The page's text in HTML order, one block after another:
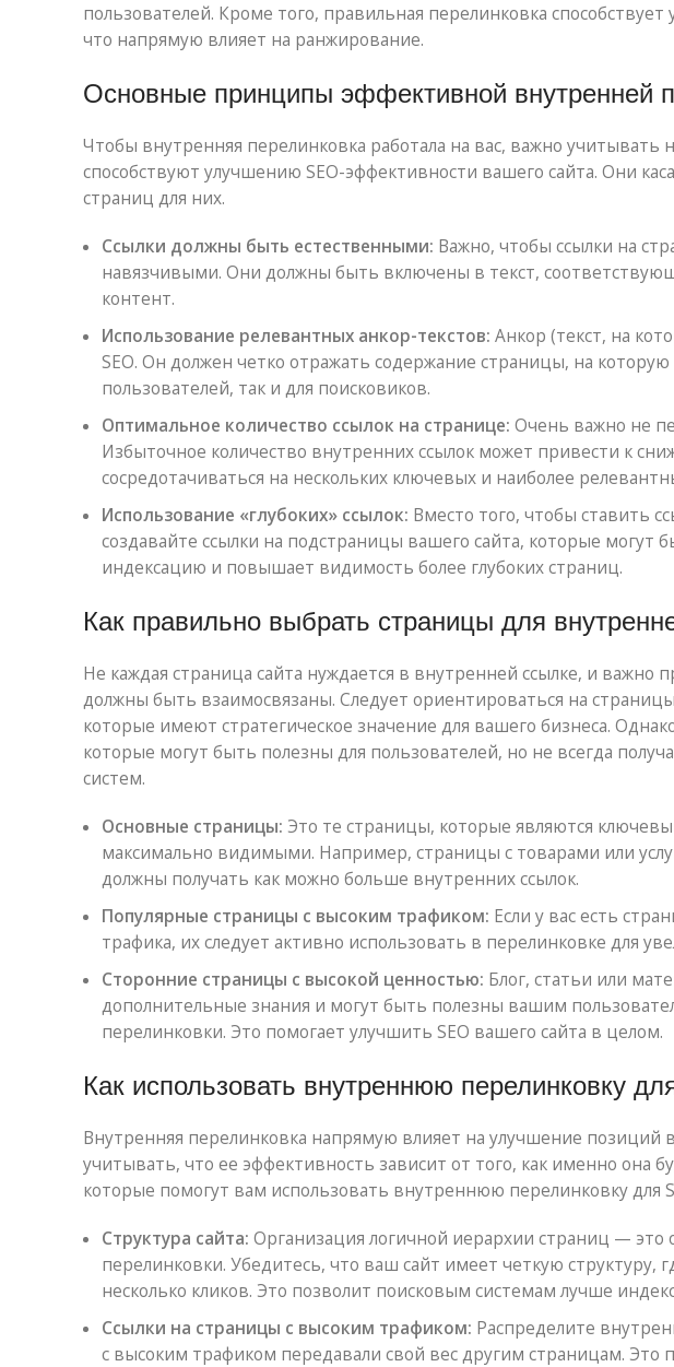
пользователей. Кроме того, правильная перелинковка
что напрямую влияет на ранжирование.
Основные принципы эффективной внутренней
Чтобы внутренняя перелинковка работала на вас, важно
способствуют улучшению SEO-эффективности вашего сайта. Они
страниц для них.
Ссылки должны быть естественными: Важно, чтобы ссылки на
навязчивыми. Они должны быть включены в текст,
контент.
Использование релевантных анкор-текстов: Анкор (текст, на
SEO. Он должен четко отражать содержание страницы, на
пользователей, так и для поисковиков.
Оптимальное количество ссылок на странице: Очень важно не
Избыточное количество внутренних ссылок может привести к
сосредотачиваться на нескольких ключевых и наиболее
Использование «глубоких» ссылок: Вместо того, чтобы ставить
создавайте ссылки на подстраницы вашего сайта, которые могут
индексацию и повышает видимость более глубоких страниц.
Как правильно выбрать страницы для
Не каждая страница сайта нуждается в внутренней ссылке, и важно
должны быть взаимосвязаны. Следует ориентироваться на
которые имеют стратегическое значение для вашего бизнеса.
которые могут быть полезны для пользователей, но не всегда
систем.
Основные страницы: Это те страницы, которые являются
максимально видимыми. Например, страницы с товарами или
должны получать как можно больше внутренних ссылок.
Популярные страницы с высоким трафиком: Если у вас есть
трафика, их следует активно использовать в перелинковке для
Сторонние страницы с высокой ценностью: Блог, статьи или
дополнительные знания и могут быть полезны вашим
перелинковки. Это помогает улучшить SEO вашего сайта в целом.
Как использовать внутреннюю перелинковку
Внутренняя перелинковка напрямую влияет на улучшение позиций
учитывать, что ее эффективность зависит от того, как именно она
которые помогут вам использовать внутреннюю перелинковку для
Структура сайта: Организация логичной иерархии страниц — это
перелинковки. Убедитесь, что ваш сайт имеет четкую структуру,
несколько кликов. Это позволит поисковым системам лучше
Ссылки на страницы с высоким трафиком: Распределите
с высоким трафиком передавали свой вес другим страницам.